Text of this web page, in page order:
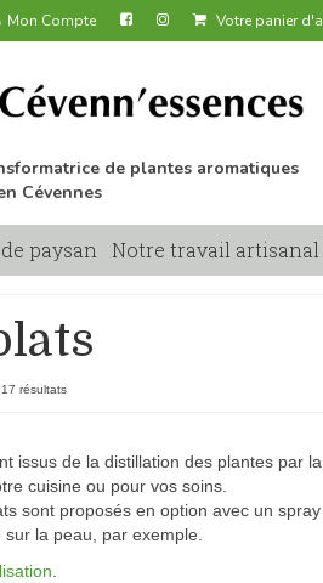
Mon Compte Votre panier
de plantes aromatiques
Cévennes
paysan Notre travail artisanal
résultats
issus de la distillation des plantes par
cuisine ou pour vos soins.
sont proposés en option avec un
la peau, par exemple.